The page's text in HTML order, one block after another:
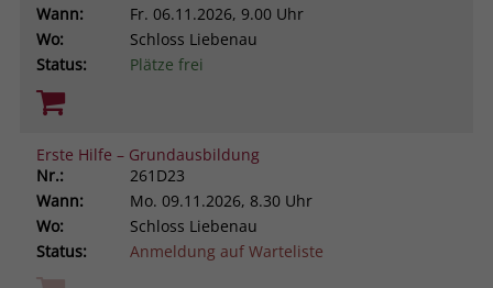
Wann:
Fr. 06.11.2026, 9.00 Uhr
Wo:
Schloss Liebenau
Status:
Plätze frei
Erste Hilfe – Grundausbildung
Nr.:
261D23
Wann:
Mo. 09.11.2026, 8.30 Uhr
Wo:
Schloss Liebenau
Status:
Anmeldung auf Warteliste